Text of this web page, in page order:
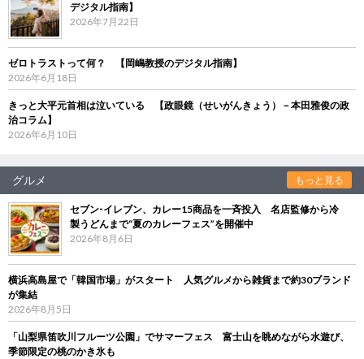
デジタル指南】
2026年7月22日
ゼロトラストって何？ 【岡嶋教授のデジタル指南】
2026年6月18日
きっと大平元首相は泣いている 【政眼鏡（せいがんきょう）－本田雅俊の政
治コラム】
2026年6月10日
グルメ もっと見る
セブン‐イレブン、カレー15商品を一斉投入 名店監修から冷
製うどんまで“夏のカレーフェス”を開催中
2026年8月6日
横浜高島屋で「韓国市場」がスタート 人気グルメから雑貨まで約30ブランド
が集結
2026年8月5日
「山梨県笛吹川フルーツ公園」でサマーフェス 富士山を眺めながら水遊び、
季節限定の桃のかき氷も